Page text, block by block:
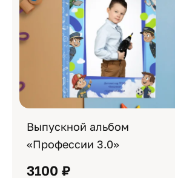
Выпускной альбом
«Профессии 3.0»
3100 ₽